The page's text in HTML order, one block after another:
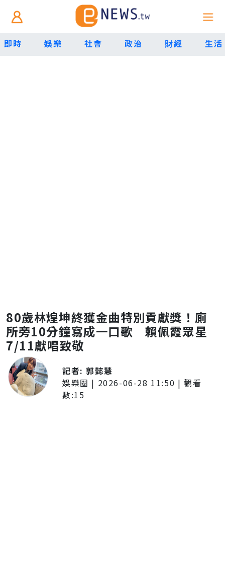
即時 娛樂 社會 政治 財經 生活
80歲林煌坤終獲金曲特別貢獻獎！廁
所旁10分鐘寫成一口歌 賴佩霞眾星
7/11獻唱致敬
記者:郭懿慧
娛樂圈 | 2026-06-28 11:50 | 觀看
數:15